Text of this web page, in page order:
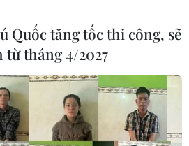
Quốc tăng tốc thi công, sẽ
từ tháng 4/2027